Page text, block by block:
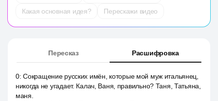
Какая основная идея?
Перескажи видео
Пересказ Расшифровка
0:Сокращение русских имён, которые мой муж итальянец,
никогда не угадает. Калач, Ваня, правильно? Таня, Татьяна,
маня.